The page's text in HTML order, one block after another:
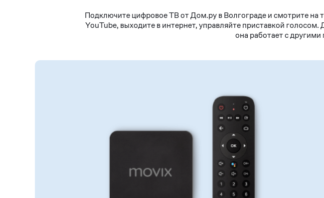
Подключите цифровое ТВ от Дом.ру в Волгограде и смотрите
YouTube, выходите в интернет, управляйте приставкой
она работает с